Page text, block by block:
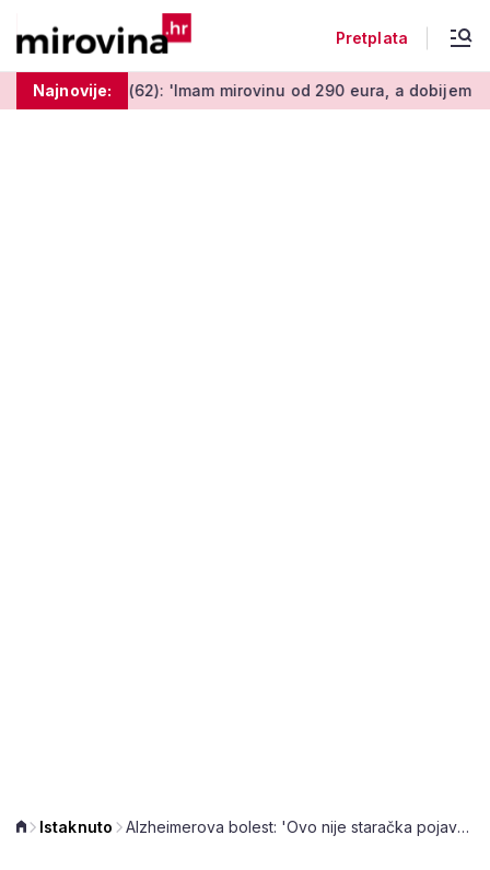
Pretplata
Najnovije:
(62): 'Imam mirovinu od 290 eura, a dobijem i socijalnu
Istaknuto Alzheimerova bolest: 'Ovo nije staračka pojava i psihička bolest, već posljedica neurodegenerativne bolesti mozga'